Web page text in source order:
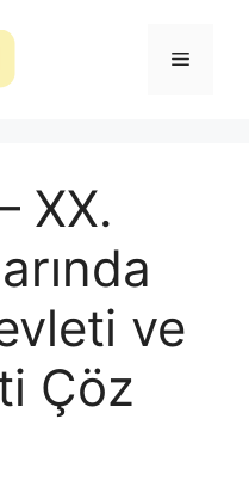
Menü
XX.
ve
Çöz